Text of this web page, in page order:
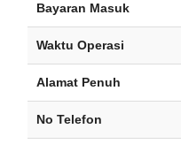
Bayaran Masuk
Waktu Operasi
Alamat Penuh
No Telefon